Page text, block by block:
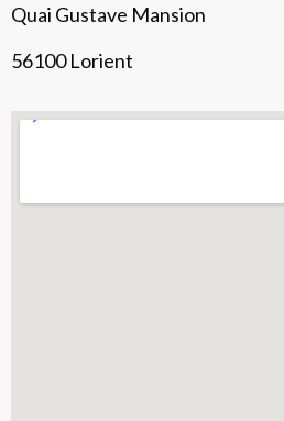
Quai Gustave Mansion
56100 Lorient